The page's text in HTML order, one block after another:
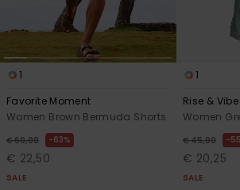
1
Favorite Moment
Women Brown Bermuda Shorts
€ 60,00 63%
€ 22,50
SALE
1
Rise & Vibe
Women
€ 45,00
€ 20,25
SALE